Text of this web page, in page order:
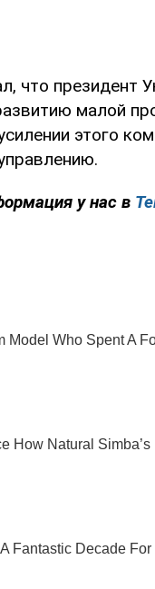
что президент
малой
этого
у нас в